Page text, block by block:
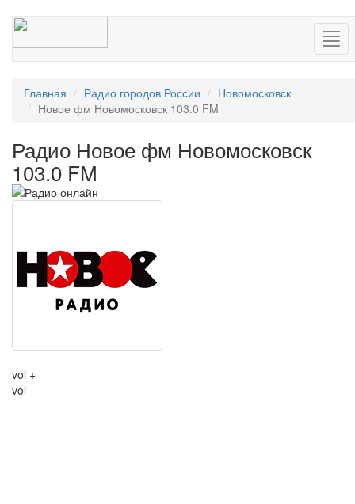
Главная Радио городов России
Новомосковск
Новое фм Новомосковск 103.0 FM
Радио Новое фм Новомосковск
103.0 FM
vol +
vol -